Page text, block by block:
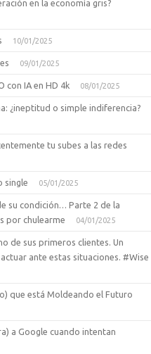
en la economía gris?
10/01/2025
09/01/2025
con IA en HD 4k 08/01/2025
¿ineptitud o simple indiferencia?
tu subes a las redes
single 05/01/2025
su condición… Parte 2 de la
por chulearme
04/01/2025
de sus primeros clientes. Un
ante estas situaciones. #Wise
que está Moldeando el Futuro
a Google cuando intentan